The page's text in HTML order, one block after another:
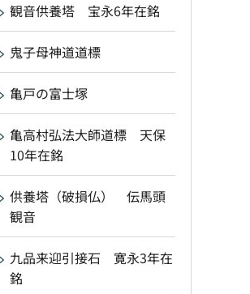
観音供養塔 宝永6年在銘
鬼子母神道道標
亀戸の富士塚
亀高村弘法大師道標 天保
10年在銘
供養塔（破損仏） 伝馬頭
観音
九品来迎引接石 寛永3年在
銘